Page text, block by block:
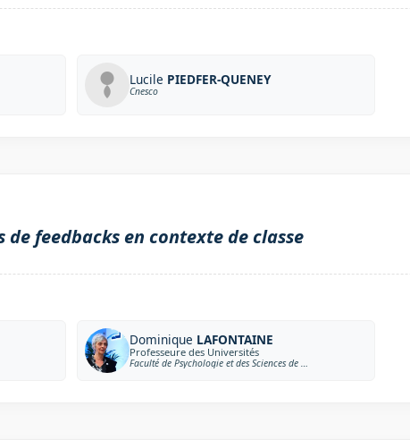
Lucile PIEDFER-QUENEY
Cnesco
de feedbacks en contexte de classe
Dominique LAFONTAINE
Professeure des Universités
Faculté de Psychologie et des Sciences de l’Education de l’Université de Liège